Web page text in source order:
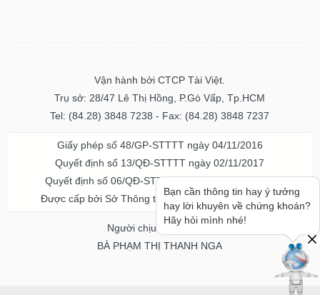
Vận hành bởi CTCP Tài Việt.
Trụ sở: 28/47 Lê Thị Hồng, P.Gò Vấp, Tp.HCM
Tel: (84.28) 3848 7238 - Fax: (84.28) 3848 7237
Giấy phép số 48/GP-STTTT ngày 04/11/2016
Quyết định số 13/QĐ-STTTT ngày 02/11/2017
Quyết định số 06/QĐ-STTTT-ICP ngày 20/07/2023
Được cấp bởi Sở Thông tin và Truyền thông TPHCM
Người chịu trách nhiệm
BÀ PHẠM THỊ THANH NGA
Bạn cần thông tin hay ý tưởng
hay lời khuyên về chứng khoán?
Hãy hỏi mình nhé!